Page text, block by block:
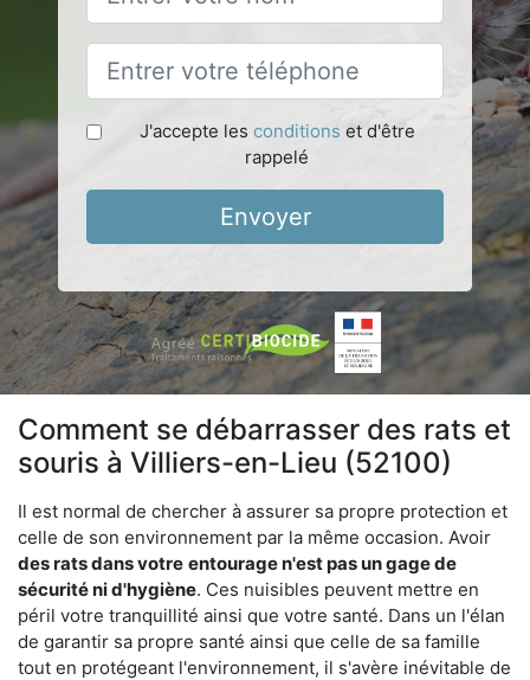
J'accepte les conditions et d'être
rappelé
Envoyer
Comment se débarrasser des rats et
souris à Villiers-en-Lieu (52100)
Il est normal de chercher à assurer sa propre protection et
celle de son environnement par la même occasion. Avoir
des rats dans votre entourage n'est pas un gage de
sécurité ni d'hygiène. Ces nuisibles peuvent mettre en
péril votre tranquillité ainsi que votre santé. Dans un l'élan
de garantir sa propre santé ainsi que celle de sa famille
tout en protégeant l'environnement, il s'avère inévitable de